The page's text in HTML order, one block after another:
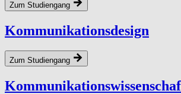
Zum Studiengang
Kommunikationsdesign
Zum Studiengang